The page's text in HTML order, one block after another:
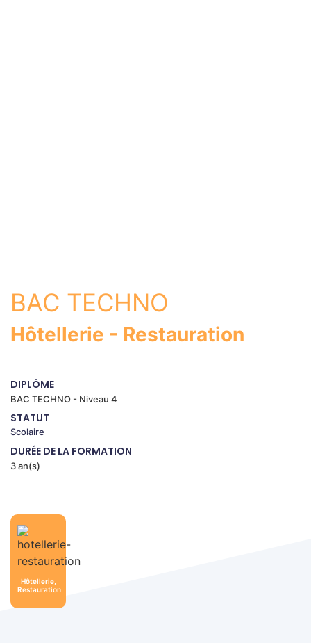
BAC TECHNO
Hôtellerie - Restauration
DIPLÔME
BAC TECHNO - Niveau 4
STATUT
Scolaire
DURÉE DE LA FORMATION
3 an(s)
Hôtellerie,
Restauration